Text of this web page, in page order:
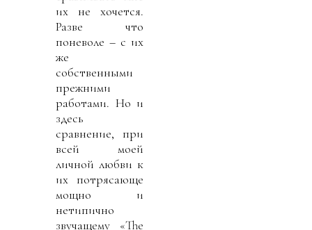
их не хочется.
Разве что
поневоле – с их
же
собственными
прежними
работами. Но и
здесь
сравнение, при
всей моей
личной любви к
их потрясающе
мощно и
нетипично
звучащему «The